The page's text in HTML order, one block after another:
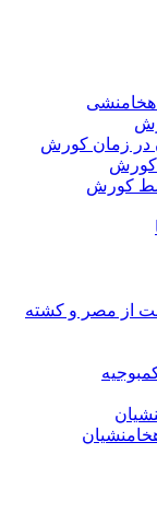
در زمان کورش
کورش
کورش
از مصر و کشته